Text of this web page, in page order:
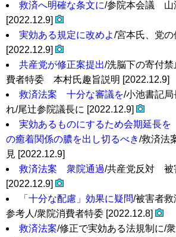
救済へ明確な条文に/参院本会議 山
[2022.12.9]
実効ある規定に改めよ/宮本氏、党
[2022.12.9]
共産党が修正案提出/洗脳下の寄付
費者特委 本村氏趣旨説明 [2022.12.9]
救済法案 十分な審議を/小池書記
れ/尾辻参院議長に [2022.12.9]
実効あるものにするため会期延長
の癒着関係の膿を出し切るべき/救済法
見 [2022.12.9]
救済法案 衆院通過/共産党反対 被
[2022.12.9]
「十分な配慮」効果に疑問/被害者
参考人/衆院消費者特委 [2022.12.8]
救済法案/修正で実効ある法規制に/